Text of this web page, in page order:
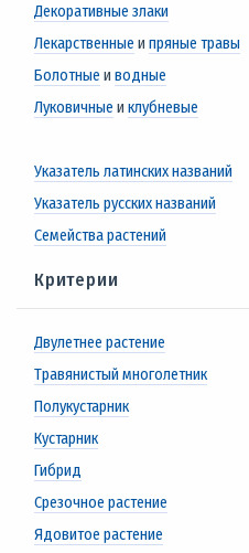
Декоративные злаки
Лекарственные и пряные травы
Болотные и водные
Луковичные и клубневые
Указатель латинских названий
Указатель русских названий
Семейства растений
Критерии
Двулетнее растение
Травянистый многолетник
Полукустарник
Кустарник
Гибрид
Срезочное растение
Ядовитое растение